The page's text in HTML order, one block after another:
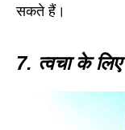
सकते हैं।
7. त्वचा के